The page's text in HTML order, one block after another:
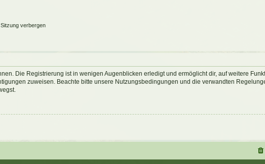
verbergen
Die Registrierung ist in wenigen Augenblicken erledigt und ermöglicht dir, auf weitere
zuweisen. Beachte bitte unsere Nutzungsbedingungen und die verwandten